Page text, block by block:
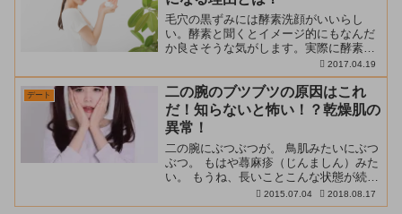
毛穴の黒ずみには酵素洗顔がいいらし
い。酵素と聞くとイメージ的にもなんだ
か良さそうな気がします。実際に酵素洗
顔をしてみるとサッパリとした洗い上が
りで、とても気持ち良く洗い上がると評
判です。 ではどうして普段の洗顔では取
り去ることのできない毛穴...
2017.04.19
デート
二の腕のブツブツの原因はこれ
だ！知らないと怖い！？乾燥肌の
異常！
二の腕にぶつぶつが。 鳥肌みたいにぶつ
ぶつ。 もはや蕁麻疹（じんましん）みた
い。 もうね、長いことこんな状態が続く
と、 「原因は何？」 「治す方法は無い
の？」 「正直、恥ずかしくて腕を出せな
2015.07.04 2018.08.17